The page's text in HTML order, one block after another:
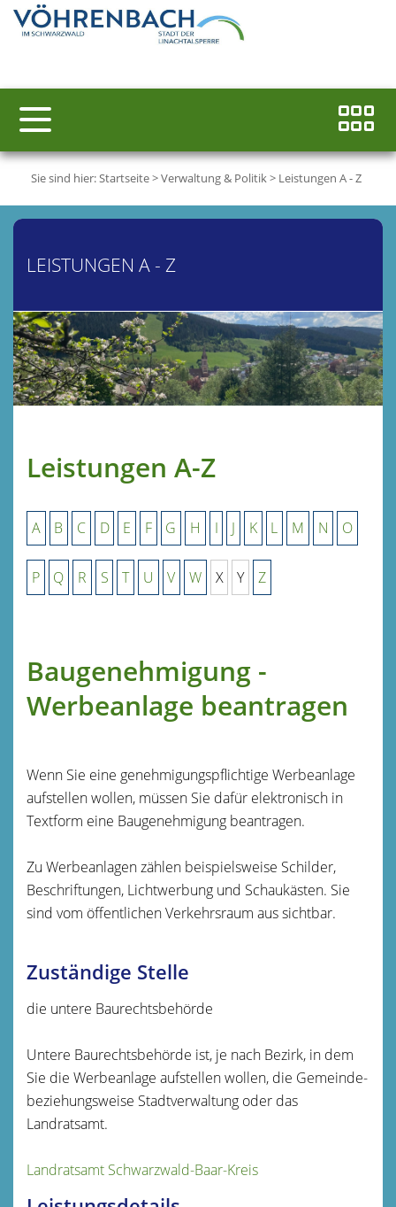
Sie sind hier:Startseite>Verwaltung & Politik> Leistungen A - Z
LEISTUNGEN A - Z
Leistungen A-Z
A B C D E F G H I J K L M N O
P Q R S T U V W X Y Z
Baugenehmigung -
Werbeanlage beantragen
Wenn Sie eine genehmigungspflichtige Werbeanlage
aufstellen wollen, müssen Sie dafür elektronisch in
Textform eine Baugenehmigung beantragen.
Zu Werbeanlagen zählen beispielsweise Schilder,
Beschriftungen, Lichtwerbung und Schaukästen. Sie
sind vom öffentlichen Verkehrsraum aus sichtbar.
Zuständige Stelle
die untere Baurechtsbehörde
Untere Baurechtsbehörde ist, je nach Bezirk, in dem
Sie die Werbeanlage aufstellen wollen, die Gemeinde-
beziehungsweise Stadtverwaltung oder das
Landratsamt.
Landratsamt Schwarzwald-Baar-Kreis